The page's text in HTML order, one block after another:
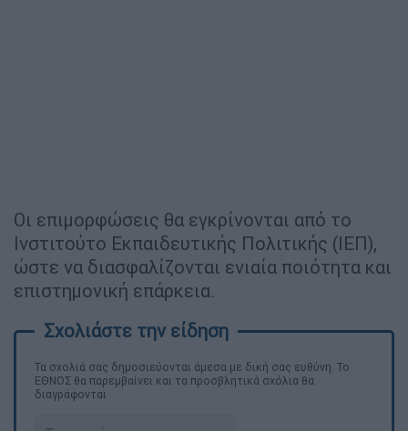
Οι επιμορφώσεις θα εγκρίνονται από το
Ινστιτούτο Εκπαιδευτικής Πολιτικής (ΙΕΠ),
ώστε να διασφαλίζονται ενιαία ποιότητα και
επιστημονική επάρκεια.
Τα σχολιά σας δημοσιεύονται άμεσα με δική σας ευθύνη. Το
ΕΘΝΟΣ θα παρεμβαίνει και τα προσβλητικά σχόλια θα
διαγράφονται